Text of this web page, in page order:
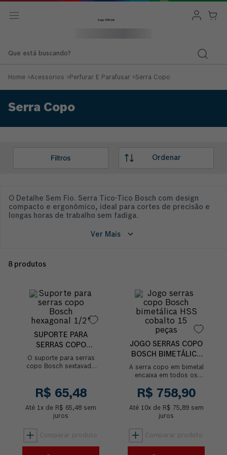
Home >Acessorios >Perfurar E Parafusar >Serra Copo
Serra Copo
O Detalhe Sem Fio. Serra Tico-Tico Bosch com design
compacto e ergonômico, ideal para cortes de precisão e
longas horas de trabalho sem fadiga.
Ver Mais
8 produtos
SUPORTE PARA
SERRAS COPO
BOSCH HEXAGONAL
1/2"
O suporte para serras
copo Bosch sextavado
diametro de 14-30 mm à
ferramenta el...
R$ 65,48
Até 1x de R$ 65,48 sem
juros
JOGO SERRAS COPO
BOSCH BIMETÁLICA
HSS COBALTO 15
PEÇAS
A serra copo em bimetal
encaixa em todos os
mercado, ela efetua o
corte com rapidez em
vários ma...
R$ 758,90
Até 10x de R$ 75,89sem
juros